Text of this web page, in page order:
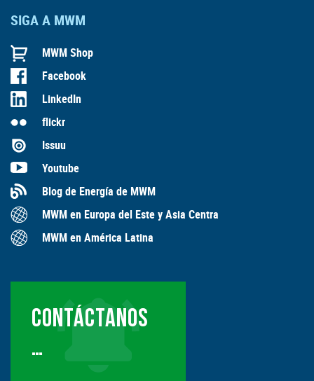
SIGA A MWM
MWM Shop
Facebook
LinkedIn
flickr
Issuu
Youtube
Blog de Energía de MWM
MWM en Europa del Este y Asia Centra
MWM en América Latina
CONTÁCTANOS
…